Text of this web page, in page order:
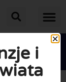
i